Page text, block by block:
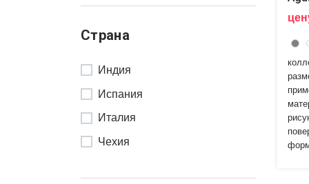
Страна
Индия
Испания
Италия
Чехия